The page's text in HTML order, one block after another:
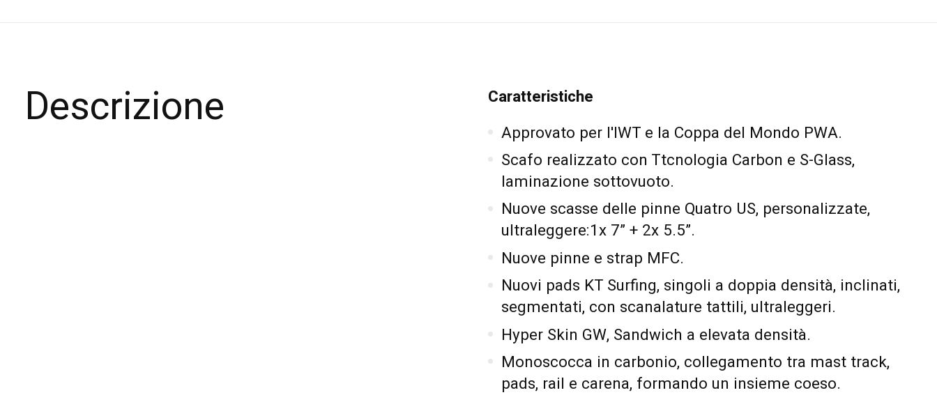
Descrizione
Caratteristiche
Approvato per l'IWT e la Coppa del Mondo PWA.
Scafo realizzato con Ttcnologia Carbon e S-Glass,
laminazione sottovuoto.
Nuove scasse delle pinne Quatro US, personalizzate,
ultraleggere:1x 7” + 2x 5.5”.
Nuove pinne e strap MFC.
Nuovi pads KT Surfing, singoli a doppia densità, inclinati,
segmentati, con scanalature tattili, ultraleggeri.
Hyper Skin GW, Sandwich a elevata densità.
Monoscocca in carbonio, collegamento tra mast track,
pads, rail e carena, formando un insieme coeso.